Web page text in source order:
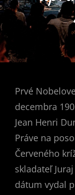
Prvé
decembra
Jean Henri
Práve na
Červeného
skladateľ
dátum vydal